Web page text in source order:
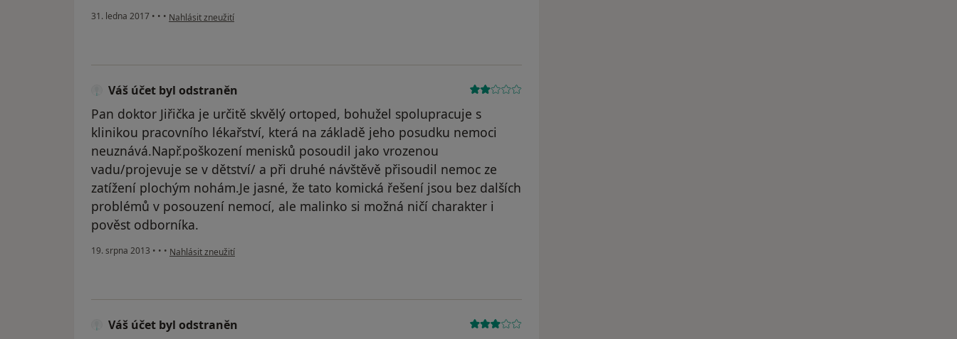
31. ledna 2017 • • • podle názoru uživatele Váš účet byl odstraněn
Nahlásit zneužití
Váš účet byl odstraněn
Pan doktor Jiřička je určitě skvělý ortoped, bohužel spolupracuje s
klinikou pracovního lékařství, která na základě jeho posudku nemoci
neuznává.Např.poškození menisků posoudil jako vrozenou
vadu/projevuje se v dětství/ a při druhé návštěvě přisoudil nemoc ze
zatížení plochým nohám.Je jasné, že tato komická řešení jsou bez dalších
problémů v posouzení nemocí, ale malinko si možná ničí charakter i
pověst odborníka.
19. srpna 2013 • • • podle názoru uživatele Váš účet byl odstraněn
Nahlásit zneužití
Váš účet byl odstraněn